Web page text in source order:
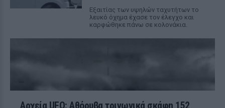
Εξαιτίας των υψηλών ταχυτήτων το
λευκό όχημα έχασε τον έλεγχο και
καρφώθηκε πάνω σε κολονάκια.
Αρχεία UFO: Αθόρυβα τριγωνικά σκάφη 152